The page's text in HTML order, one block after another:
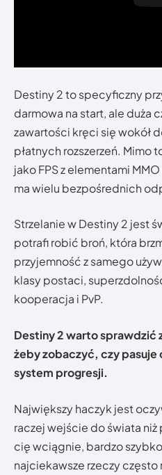
Destiny 2 to specyficzny
darmowa na start, ale duża
zawartości kręci się wokół
płatnych rozszerzeń. Mimo
jako FPS z elementami
ma wielu bezpośrednich
Strzelanie w Destiny 2 jest
potrafi robić broń, która
przyjemność z samego
klasy postaci,
kooperacja i PvP.
Destiny 2 warto sprawdzić
żeby zobaczyć, czy pasuje
system progresji.
Największy haczyk jest
raczej wejście do świata niż
cię wciągnie, bardzo
najciekawsze rzeczy często